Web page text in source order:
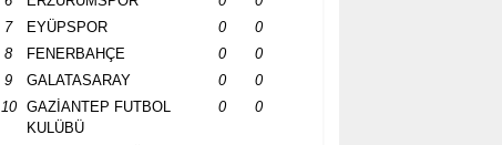
7
EYÜPSPOR 0
0
8
FENERBAHÇE 0
0
9
GALATASARAY 0
0
10
GAZİANTEP FUTBOL
KULÜBÜ
0 0